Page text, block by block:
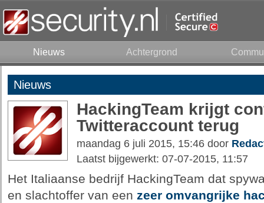
Nieuws Achtergrond
Nieuws
HackingTeam krijgt
Twitteraccount terug
maandag 6 juli 2015, 15:46 door
Laatst bijgewerkt: 07-07-2015, 11:57
Het Italiaanse bedrijf HackingTeam dat
en slachtoffer van een zeer omvangrijke